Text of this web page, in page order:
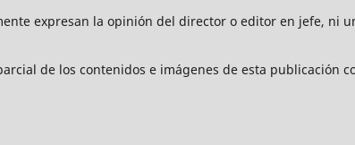
expresan la opinión del director o editor en jefe, ni
de los contenidos e imágenes de esta publicación